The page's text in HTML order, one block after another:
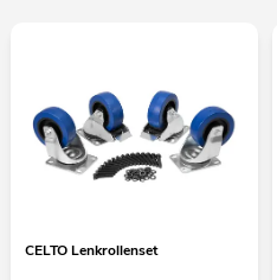
CELTO Lenkrollenset